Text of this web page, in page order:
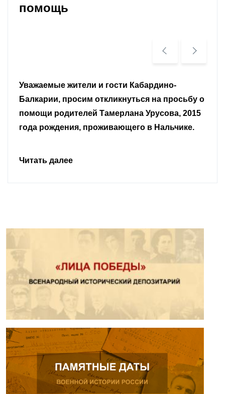
помощь
Уважаемые земляки и все неравнодушные
граждане.
Читать далее